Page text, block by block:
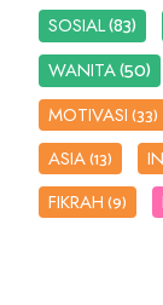
SOSIAL(83)
WANITA(50)
MOTIVASI(33)
ASIA(13)
FIKRAH(9)